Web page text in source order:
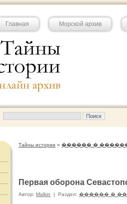
Главная Морской архив
Тайны истории » ������ �
Первая оборона
Автор: Malkin | Раздел: ������ �